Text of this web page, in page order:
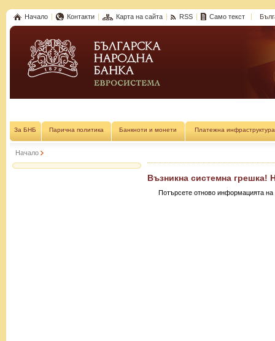
Начало Контакти Карта на сайта RSS Само текст
За БНБ Парична политика Банкноти и монети Платежна инфраструктура
Начало
Възникна системна грешка!
Потърсете отново информацията на